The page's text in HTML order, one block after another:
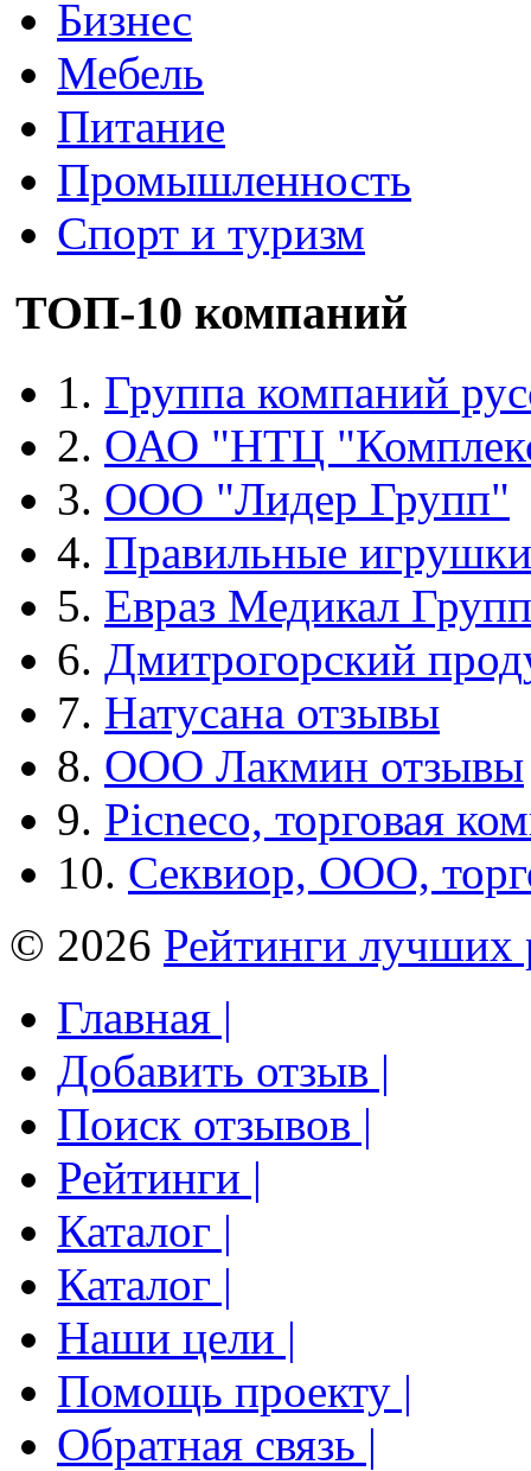
Бизнес
Мебель
Питание
Промышленность
Спорт и туризм
ТОП-10 компаний
1. Группа компаний
2. ОАО "НТЦ
3. ООО "Лидер Групп"
4. Правильные игрушки
5. Евраз Медикал Групп
6. Дмитрогорский
7. Натусана отзывы
8. ООО Лакмин отзывы
9. Picneco, торговая
10. Секвиор, ООО,
© 2026 Рейтинги лучших
Главная |
Добавить отзыв |
Поиск отзывов |
Рейтинги |
Каталог |
Каталог |
Наши цели |
Помощь проекту |
Обратная связь |